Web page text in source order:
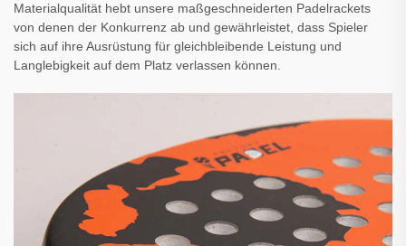
Materialqualität hebt unsere maßgeschneiderten Padelrackets
von denen der Konkurrenz ab und gewährleistet, dass Spieler
sich auf ihre Ausrüstung für gleichbleibende Leistung und
Langlebigkeit auf dem Platz verlassen können.